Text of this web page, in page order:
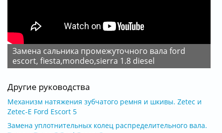
Замена сальника промежуточного вала ford
escort, fiesta,mondeo,sierra 1.8 diesel
Другие руководства
Механизм натяжения зубчатого ремня и шкивы. Zetec и
Zetec-E Ford Escort 5
Замена уплотнительных колец распределительного вала.